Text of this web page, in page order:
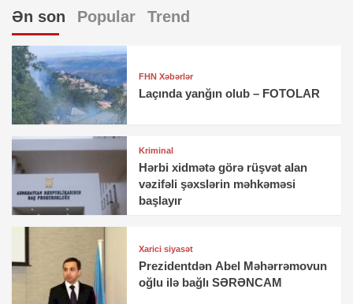
Ən son Popular Trend
FHN Xəbərlər
Laçında yanğın olub – FOTOLAR
Kriminal
Hərbi xidmətə görə rüşvət alan
vəzifəli şəxslərin məhkəməsi
başlayır
Xarici siyasət
Prezidentdən Abel Məhərrəmovun
oğlu ilə bağlı SƏRƏNCAM